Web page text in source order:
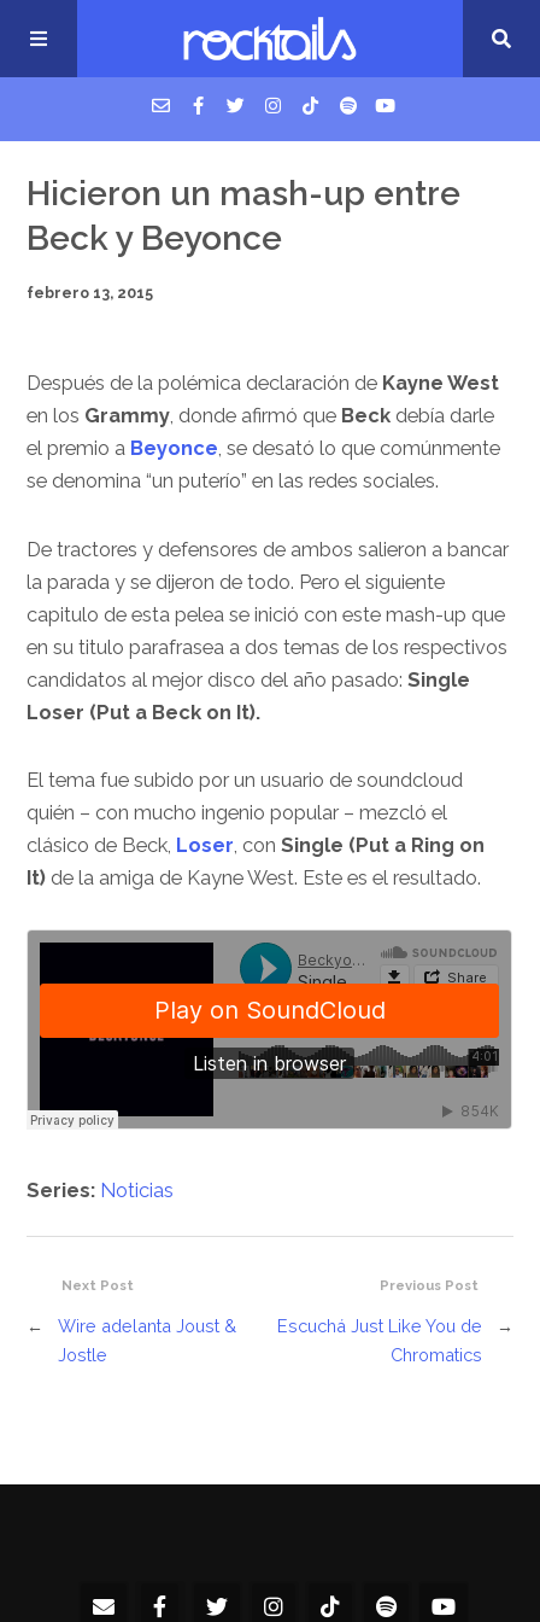
USM Podcast
Cigarrillos en la cama
Hicieron un mash-up entre
Beck y Beyonce
febrero 13, 2015
Después de la polémica declaración de Kayne West
en los Grammy, donde afirmó que Beck debía darle
el premio a Beyonce, se desató lo que comúnmente
se denomina “un puterío” en las redes sociales.
De tractores y defensores de ambos salieron a bancar
la parada y se dijeron de todo. Pero el siguiente
capitulo de esta pelea se inició con este mash-up que
en su titulo parafrasea a dos temas de los respectivos
candidatos al mejor disco del año pasado:Single
Loser (Put a Beck on It).
El tema fue subido por un usuario de soundcloud
quién – con mucho ingenio popular – mezcló el
clásico de Beck, Loser, conSingle (Put a Ring on
It) de la amiga de Kayne West. Este es el resultado.
Series: Noticias
Previous Post
Escuchá Just Like You de
Chromatics
→
Next Post
←
Wire adelanta Joust &
Jostle